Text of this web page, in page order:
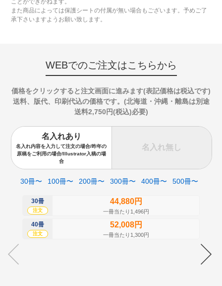
ことができかねます。
また商品によっては保護シートの付属が無い場合もございます。予めご了
承下さいますようお願い致します。
WEBでのご注文はこちらから
価格をクリックすると注文画面に進みます(表記価格は税込です)
送料、版代、印刷代込の価格です。(北海道・沖縄・離島は別途
送料2,750円(税込)必要)
名入れあり
名入れ内容を入力して注文の場合/昨年の
原稿をご利用の場合/Illustrator入稿の場
合
名入れ無し
30冊〜 100冊〜 200冊〜 300冊〜 400冊〜 500冊〜
30冊
注文
44,880円
一冊当たり1,496円
40冊
注文
52,008円
一冊当たり1,300円